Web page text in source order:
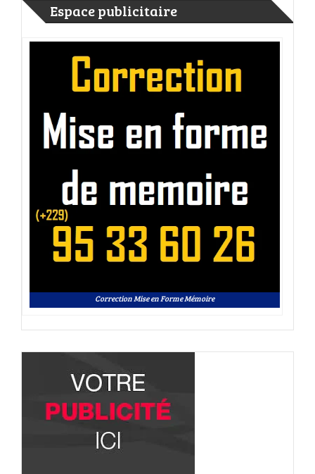
Espace publicitaire
Correction Mise en Forme Mémoire